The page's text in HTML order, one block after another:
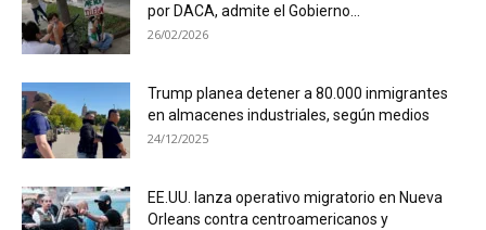
por DACA, admite el Gobierno...
26/02/2026
Trump planea detener a 80.000 inmigrantes
en almacenes industriales, según medios
24/12/2025
EE.UU. lanza operativo migratorio en Nueva
Orleans contra centroamericanos y